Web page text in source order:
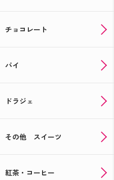
チョコレート
パイ
ドラジェ
その他 スイーツ
紅茶・コーヒー